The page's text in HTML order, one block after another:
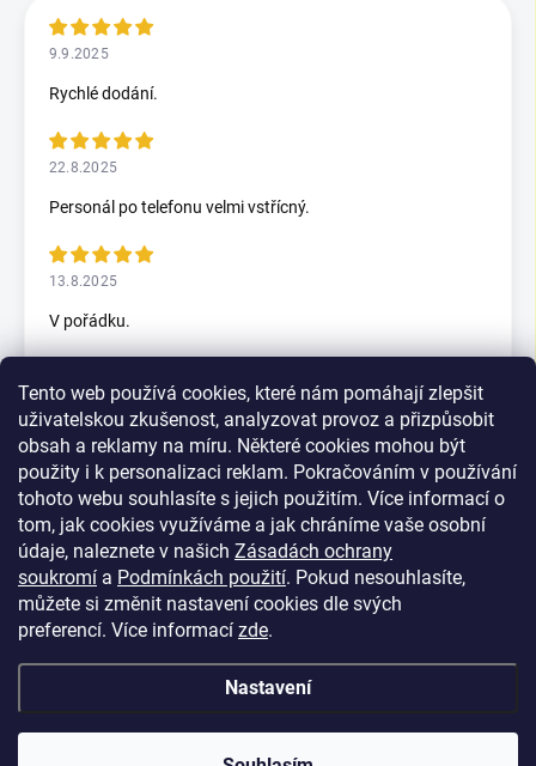
Tento web používá cookies, které nám pomáhají zlepšit
uživatelskou zkušenost, analyzovat provoz a přizpůsobit
obsah a reklamy na míru. Některé cookies mohou být
použity i k personalizaci reklam. Pokračováním v používání
tohoto webu souhlasíte s jejich použitím. Více informací o
tom, jak cookies využíváme a jak chráníme vaše osobní
údaje, naleznete v našich Zásadách ochrany
soukromí a Podmínkách použití. Pokud nesouhlasíte,
můžete si změnit nastavení cookies dle svých
preferencí. Více informací zde.
Nastavení
9.9.2025
Rychlé dodání.
22.8.2025
Personál po telefonu velmi vstřícný.
13.8.2025
V pořádku.
5.7.2025
Skvělý rychlax
Zobrazit další hodnocení
Parkety Veselý . Všechna práva vyhrazena.